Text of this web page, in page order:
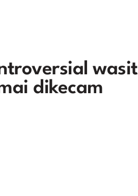
wasit
dikecam